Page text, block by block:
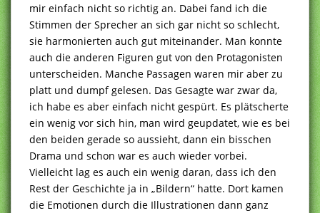
mir einfach nicht so richtig an. Dabei fand ich die
Stimmen der Sprecher an sich gar nicht so schlecht,
sie harmonierten auch gut miteinander. Man konnte
auch die anderen Figuren gut von den Protagonisten
unterscheiden. Manche Passagen waren mir aber zu
platt und dumpf gelesen. Das Gesagte war zwar da,
ich habe es aber einfach nicht gespürt. Es plätscherte
ein wenig vor sich hin, man wird geupdatet, wie es bei
den beiden gerade so aussieht, dann ein bisschen
Drama und schon war es auch wieder vorbei.
Vielleicht lag es auch ein wenig daran, dass ich den
Rest der Geschichte ja in „Bildern“ hatte. Dort kamen
die Emotionen durch die Illustrationen dann ganz